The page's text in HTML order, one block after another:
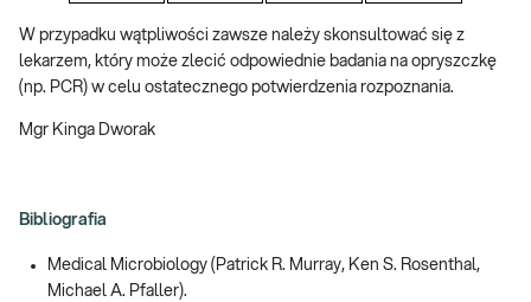
W przypadku wątpliwości zawsze należy skonsultować się z
lekarzem, który może zlecić odpowiednie badania na opryszczkę
(np. PCR) w celu ostatecznego potwierdzenia rozpoznania.
Mgr Kinga Dworak
Bibliografia
Medical Microbiology (Patrick R. Murray, Ken S. Rosenthal,
Michael A. Pfaller).